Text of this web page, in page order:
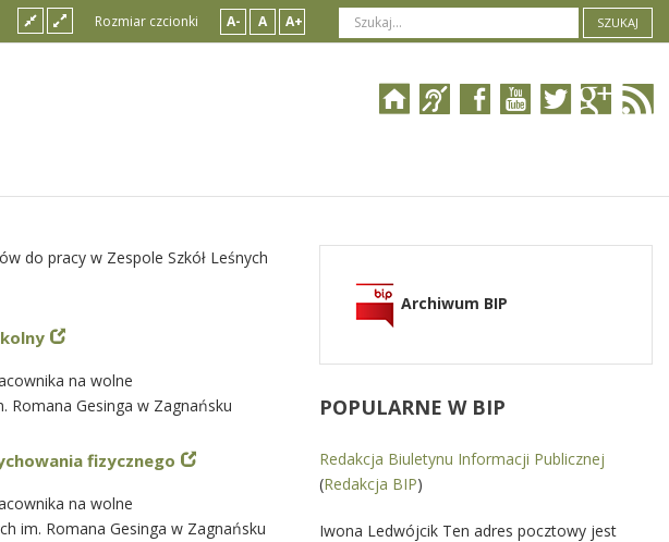
Rozmiar czcionki A- A A+ SZUKAJ
do pracy w Zespole Szkół Leśnych
na wolne
Romana Gesinga w Zagnańsku
fizycznego
na wolne
im. Romana Gesinga w Zagnańsku
Archiwum BIP
POPULARNE W BIP
Redakcja Biuletynu Informacji Publicznej
(Redakcja BIP)
Iwona Ledwójcik Ten adres pocztowy jest